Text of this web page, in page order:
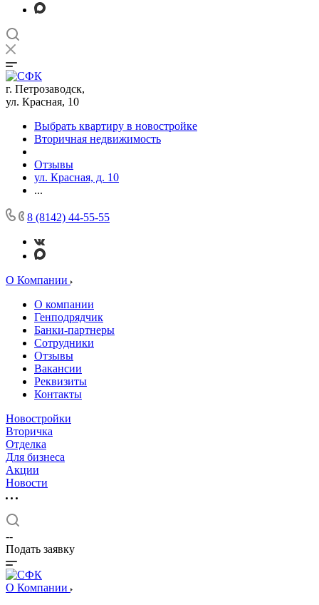
г. Петрозаводск,
ул. Красная, 10
Выбрать квартиру в новостройке
Вторичная недвижимость
Отзывы
ул. Красная, д. 10
...
8 (8142) 44-55-55
О Компании
О компании
Генподрядчик
Банки-партнеры
Сотрудники
Отзывы
Вакансии
Реквизиты
Контакты
Новостройки
Вторичка
Отделка
Для бизнеса
Акции
Новости
--
Подать заявку
О Компании